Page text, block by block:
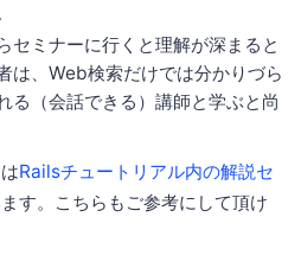
セミナーに行くと理解が深まると
は、Web検索だけでは分かりづら
る（会話できる）講師と学ぶと尚
Railsチュートリアル内の解説セ
す。こちらもご参考にして頂け